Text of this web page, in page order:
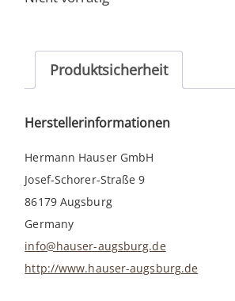
Produktsicherheit
Herstellerinformationen
Hermann Hauser GmbH
Josef-Schorer-Straße 9
86179 Augsburg
Germany
info@hauser-augsburg.de
http://www.hauser-augsburg.de